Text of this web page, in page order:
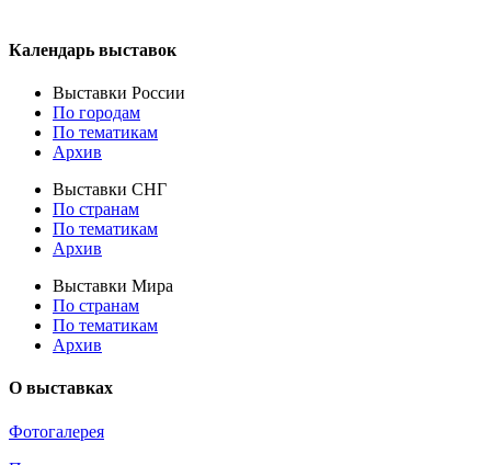
Календарь выставок
Выставки России
По городам
По тематикам
Архив
Выставки СНГ
По странам
По тематикам
Архив
Выставки Мира
По странам
По тематикам
Архив
О выставках
Фотогалерея